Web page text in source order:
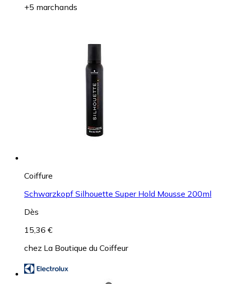
+5 marchands
Coiffure
Schwarzkopf Silhouette Super Hold Mousse 200ml
Dès
15,36 €
chez La Boutique du Coiffeur